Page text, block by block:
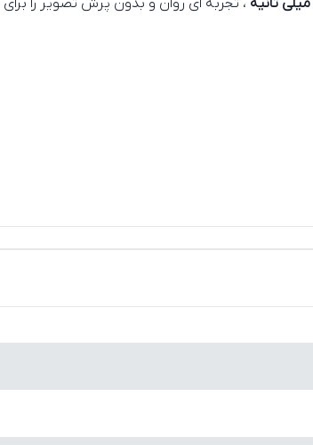
، تجربه‌ ای روان و بدون پرش تصویر را برای